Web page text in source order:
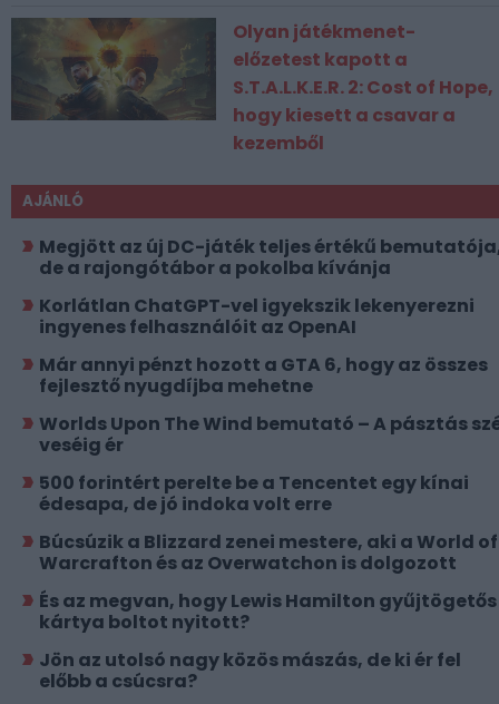
Olyan játékmenet-
előzetest kapott a
S.T.A.L.K.E.R. 2: Cost of Hope,
hogy kiesett a csavar a
kezemből
AJÁNLÓ
Megjött az új DC-játék teljes értékű
de a rajongótábor a pokolba kívánja
Korlátlan ChatGPT-vel igyekszik lekenyerezni
ingyenes felhasználóit az OpenAI
Már annyi pénzt hozott a GTA 6, hogy az összes
fejlesztő nyugdíjba mehetne
Worlds Upon The Wind bemutató – A pásztás
veséig ér
500 forintért perelte be a Tencentet egy kínai
édesapa, de jó indoka volt erre
Búcsúzik a Blizzard zenei mestere, aki a World of
Warcrafton és az Overwatchon is dolgozott
És az megvan, hogy Lewis Hamilton gyűjtögetős
kártya boltot nyitott?
Jön az utolsó nagy közös mászás, de ki ér fel
előbb a csúcsra?